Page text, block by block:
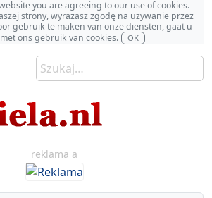
you are agreeing to our use of cookies.
strony, wyrażasz zgodę na używanie przez
gebruik te maken van onze diensten, gaat u
ons gebruik van cookies.
OK
reklama a